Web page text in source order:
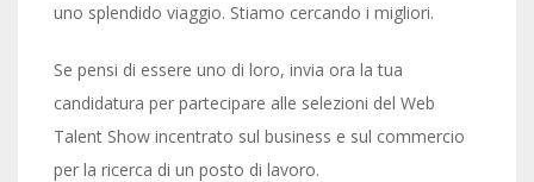
uno splendido viaggio. Stiamo cercando i migliori.
Se pensi di essere uno di loro, invia ora la tua
candidatura per partecipare alle selezioni del Web
Talent Show incentrato sul business e sul commercio
per la ricerca di un posto di lavoro.